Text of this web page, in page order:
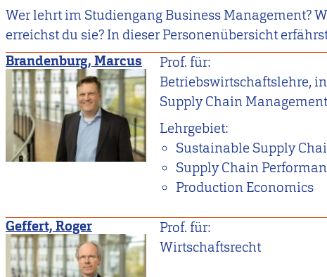
Wer lehrt im Studiengang Business Management?
erreichst du sie? In dieser Personenübersicht
Brandenburg, Marcus
Prof. für:
Betriebswirtschaftslehre,
Supply Chain
Lehrgebiet:
Sustainable Supply
Supply Chain
Production Economics
Geffert, Roger
Prof. für:
Wirtschaftsrecht